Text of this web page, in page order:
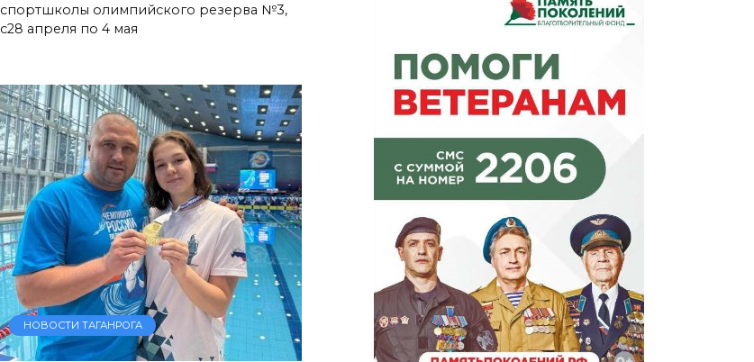
спортшколы олимпийского резерва №3,
с28 апреля по 4 мая
НОВОСТИ ТАГАНРОГА